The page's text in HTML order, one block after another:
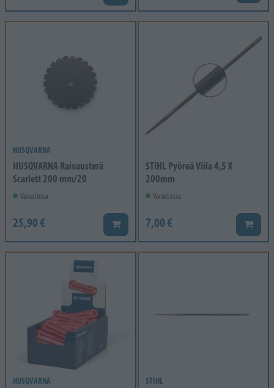
HUSQVARNA
HUSQVARNA Raivausterä
Scarlett 200 mm/20
Varastossa
25,90 € Lisää koriin
STIHL Pyöreä Viila 4,5 X
200mm
Varastossa
7,00 € Lisää
HUSQVARNA STIHL